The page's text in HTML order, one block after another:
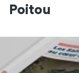
Poitou